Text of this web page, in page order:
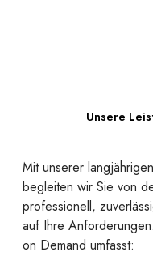
Unsere
Mit unserer
begleiten wir Sie von
professionell,
auf Ihre
on Demand umfasst: